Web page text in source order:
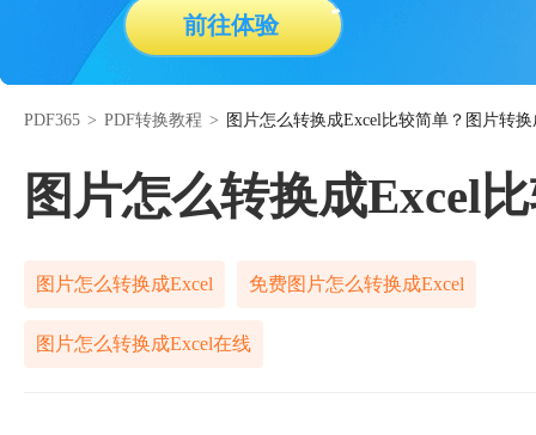
前往体验
PDF365 > PDF转换教程 > 图片怎么转换成Excel比较简单？图片转
图片怎么转换成Excel
图片怎么转换成Excel 免费图片怎么转换成Excel
图片怎么转换成Excel在线